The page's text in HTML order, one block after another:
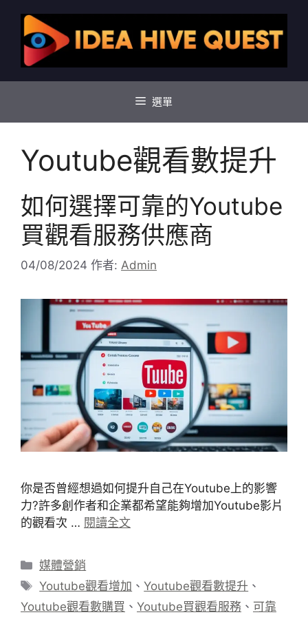
選單
Youtube觀看數提升
如何選擇可靠的Youtube
買觀看服務供應商
04/08/2024 作者: Admin
你是否曾經想過如何提升自己在Youtube上的影響
力?許多創作者和企業都希望能夠增加Youtube影片
的觀看次 … 閱讀全文
分
類
媒體營銷
標
籤
Youtube觀看增加 、Youtube觀看數提升 、
Youtube觀看數購買 、 Youtube買觀看服務 、 可靠